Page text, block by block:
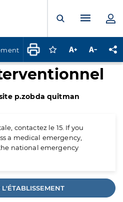
Ouvrir laMenu
Connectez-vous
Augmenter la
p.zobda quitman
contactez le 15. If you
a medical emergency,
national emergency
L'ÉTABLISSEMENT